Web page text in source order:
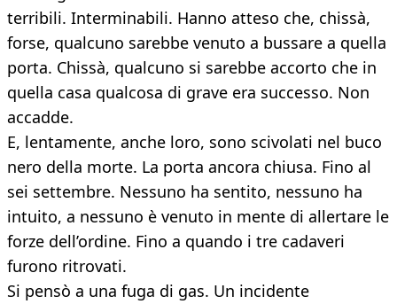
terribili. Interminabili. Hanno atteso che, chissà,
forse, qualcuno sarebbe venuto a bussare a quella
porta. Chissà, qualcuno si sarebbe accorto che in
quella casa qualcosa di grave era successo. Non
accadde.
E, lentamente, anche loro, sono scivolati nel buco
nero della morte. La porta ancora chiusa. Fino al
sei settembre. Nessuno ha sentito, nessuno ha
intuito, a nessuno è venuto in mente di allertare le
forze dell’ordine. Fino a quando i tre cadaveri
furono ritrovati.
Si pensò a una fuga di gas. Un incidente